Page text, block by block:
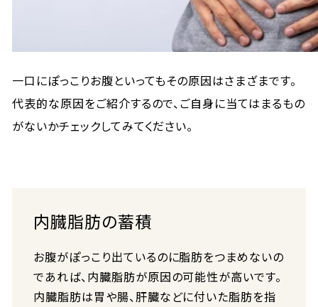
一口にぽっこりお腹といってもその原因はさまざまです。
代表的な原因をご紹介するので、ご自身に当てはまるもの
がないかチェックしてみてください。
内臓脂肪の蓄積
お腹がぽっこり出ているのに脂肪をつまめないの
であれば、内臓脂肪が原因の可能性が高いです。
内臓脂肪は胃や腸、肝臓などに付いた脂肪を指